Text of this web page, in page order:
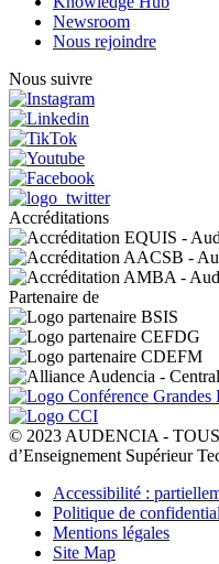
Newsroom
Nous rejoindre
Nous suivre
Accréditations
Partenaire de
© 2023 AUDENCIA - TOUS
d’Enseignement Supérieur
Pied
page
Accessibilité :
Politique de
Mentions légales
Site Map